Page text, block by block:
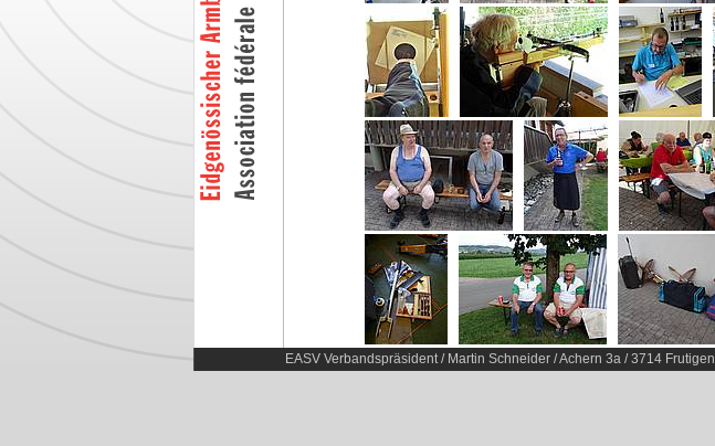
EASV Verbandspräsident / Martin Schneider / Achern 3a / 3714 Frutigen